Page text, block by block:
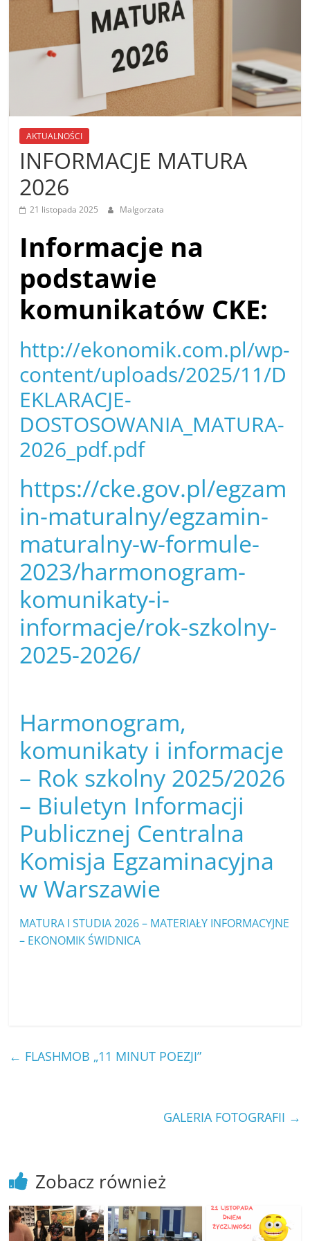
AKTUALNOŚCI
INFORMACJE MATURA
2026
21 listopada 2025 Malgorzata
Informacje na
podstawie
komunikatów CKE:
http://ekonomik.com.pl/wp-
content/uploads/2025/11/D
EKLARACJE-
DOSTOSOWANIA_MATURA-
2026_pdf.pdf
https://cke.gov.pl/egzam
in-maturalny/egzamin-
maturalny-w-formule-
2023/harmonogram-
komunikaty-i-
informacje/rok-szkolny-
2025-2026/
Harmonogram,
komunikaty i informacje
– Rok szkolny 2025/2026
– Biuletyn Informacji
Publicznej Centralna
Komisja Egzaminacyjna
w Warszawie
MATURA I STUDIA 2026 – MATERIAŁY INFORMACYJNE
– EKONOMIK ŚWIDNICA
← FLASHMOB „11 MINUT POEZJI”
GALERIA FOTOGRAFII →
Zobacz również